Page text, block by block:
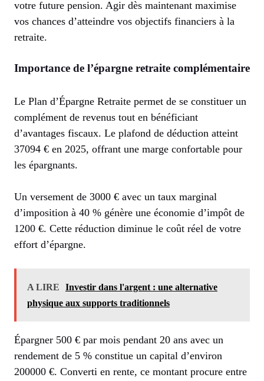
votre future pension. Agir dès maintenant maximise
vos chances d’atteindre vos objectifs financiers à la
retraite.
Importance de l’épargne retraite complémentaire
Le Plan d’Épargne Retraite permet de se constituer un
complément de revenus tout en bénéficiant
d’avantages fiscaux. Le plafond de déduction atteint
37094 € en 2025, offrant une marge confortable pour
les épargnants.
Un versement de 3000 € avec un taux marginal
d’imposition à 40 % génère une économie d’impôt de
1200 €. Cette réduction diminue le coût réel de votre
effort d’épargne.
A LIRE
Investir dans l'argent : une alternative
physique aux supports traditionnels
Épargner 500 € par mois pendant 20 ans avec un
rendement de 5 % constitue un capital d’environ
200000 €. Converti en rente, ce montant procure entre